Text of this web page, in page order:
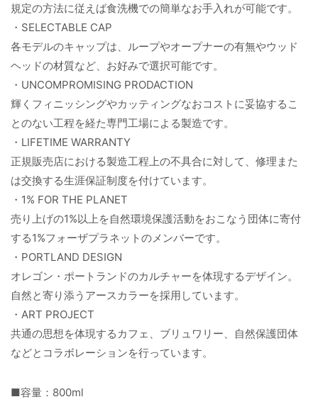
規定の方法に従えば食洗機での簡単なお手入れが可能です。
・SELECTABLE CAP
各モデルのキャップは、ループやオープナーの有無やウッド
ヘッドの材質など、お好みで選択可能です。
・UNCOMPROMISING PRODACTION
輝くフィニッシングやカッティングなおコストに妥協するこ
とのない工程を経た専門工場による製造です。
・LIFETIME WARRANTY
正規販売店における製造工程上の不具合に対して、修理また
は交換する生涯保証制度を付けています。
・1% FOR THE PLANET
売り上げの1%以上を自然環境保護活動をおこなう団体に寄付
する1%フォーザプラネットのメンバーです。
・PORTLAND DESIGN
オレゴン・ポートランドのカルチャーを体現するデザイン。
自然と寄り添うアースカラーを採用しています。
・ART PROJECT
共通の思想を体現するカフェ、ブリュワリー、自然保護団体
などとコラボレーションを行っています。
■容量：800ml